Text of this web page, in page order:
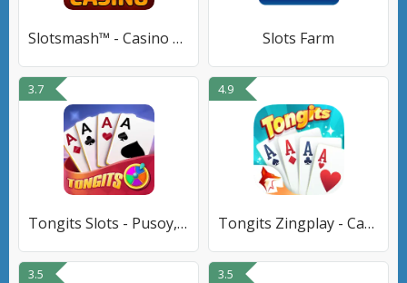
Slotsmash™ - Casino Slots Game Slots Farm
3.7
Tongits Slots - Pusoy, Lucky9
4.9
Tongits Zingplay - Card Game
3.5 3.5